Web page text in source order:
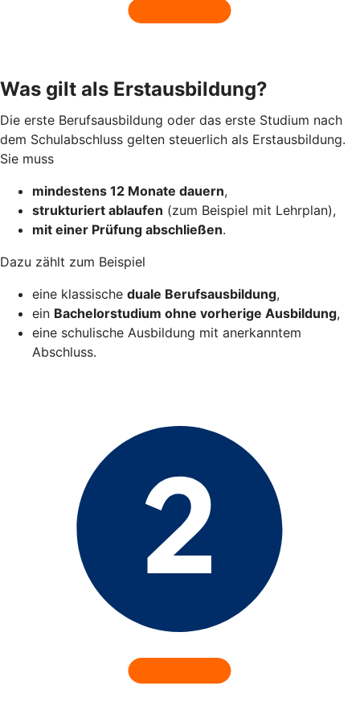
Was gilt als Erstausbildung?
Die erste Berufsausbildung oder das erste Studium nach
dem Schulabschluss gelten steuerlich als Erstausbildung.
Sie muss
mindestens 12 Monate dauern,
strukturiert ablaufen (zum Beispiel mit Lehrplan),
mit einer Prüfung abschließen.
Dazu zählt zum Beispiel
eine klassische duale Berufsausbildung,
ein Bachelorstudium ohne vorherige Ausbildung,
eine schulische Ausbildung mit anerkanntem
Abschluss.